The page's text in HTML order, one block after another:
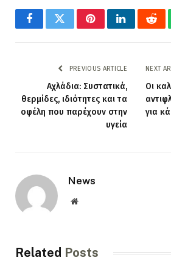
FacebookTwitterPinterestLinkedIn
PREVIOUS ARTICLE
Αχλάδια: Συστατικά,
θερμίδες, ιδιότητες και τα
οφέλη που παρέχουν στην
υγεία
NEXT
Οι
για
News
Website
Related Posts